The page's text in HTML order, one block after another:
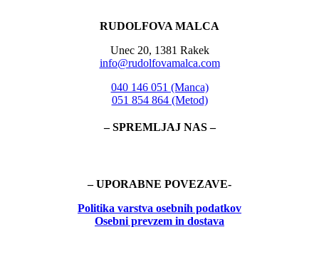
RUDOLFOVA MALCA
Unec 20, 1381 Rakek
info@rudolfovamalca.com
040 146 051 (Manca)
051 854 864 (Metod)
– SPREMLJAJ NAS –
– UPORABNE POVEZAVE-
Politika varstva osebnih podatkov
Osebni prevzem in dostava